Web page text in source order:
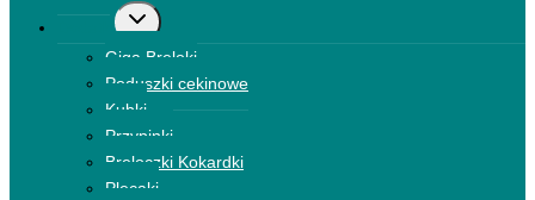
Przełącz
Giga Breloki
Poduszki cekinowe
Kubki
Przypinki
Breloczki Kokardki
Plecaki